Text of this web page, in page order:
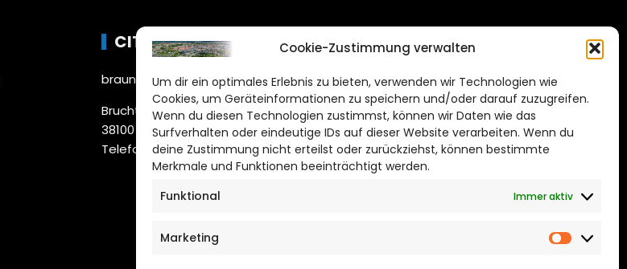
Cookie-Zustimmung verwalten
Um dir ein optimales Erlebnis zu bieten, verwenden wir Technologien wie
Cookies, um Geräteinformationen zu speichern und/oder darauf zuzugreifen.
Wenn du diesen Technologien zustimmst, können wir Daten wie das
Surfverhalten oder eindeutige IDs auf dieser Website verarbeiten. Wenn du
deine Zustimmung nicht erteilst oder zurückziehst, können bestimmte
Merkmale und Funktionen beeinträchtigt werden.
Funktional
Immer aktiv
Marketing
CITYLIFE!
braunschweig@citylifemedien.de
Bruchtorwall 12
38100 Braunschweig
Telefon: 0531 387220 – 65
DAS STADTMAGAZIN
FÜR BRAUNSCHWEIG
Impressum
Datenschutzerklärung
Cookie Richtlinie
CITYLIFE! BEI FACEBOOK